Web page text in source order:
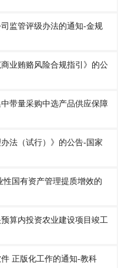
监管评级办法的通知-金规
业贿赂风险合规指引》的公
带量采购中选产品供应保障
法（试行）》的公告-国家
国有资产管理提质增效的
算内投资农业建设项目竣工
正版化工作的通知-教科